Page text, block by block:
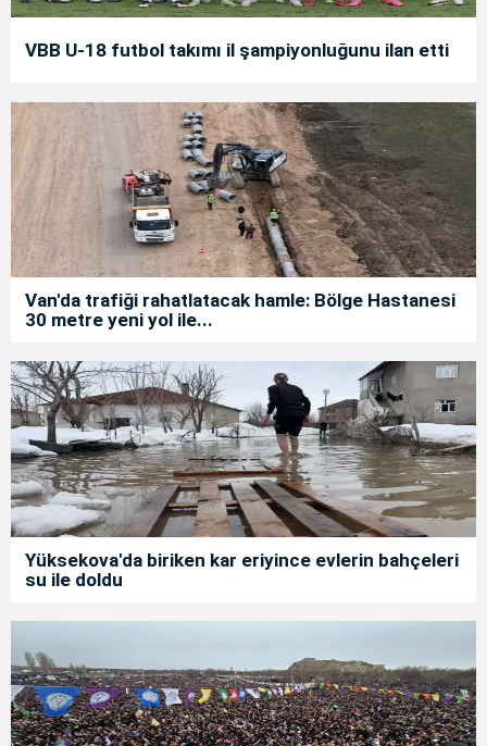
VBB U-18 futbol takımı il şampiyonluğunu ilan etti
Van'da trafiği rahatlatacak hamle: Bölge Hastanesi
30 metre yeni yol ile...
Yüksekova'da biriken kar eriyince evlerin bahçeleri
su ile doldu